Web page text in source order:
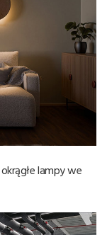
lampy we